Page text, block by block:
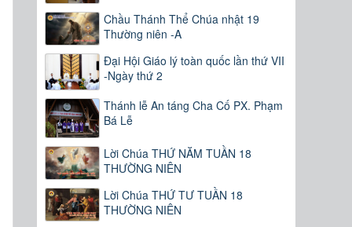
Chầu Thánh Thể Chúa nhật 19
Thường niên -A
Đại Hội Giáo lý toàn quốc lần thứ VII
-Ngày thứ 2
Thánh lễ An táng Cha Cố PX. Phạm
Bá Lễ
Lời Chúa THỨ NĂM TUẦN 18
THƯỜNG NIÊN
Lời Chúa THỨ TƯ TUẦN 18
THƯỜNG NIÊN